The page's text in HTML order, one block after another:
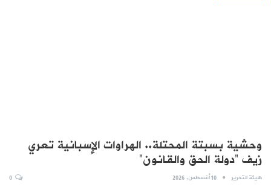
وحشية بسبتة المحتلة.. الهراوات الإسبانية تعري
زيف “دولة الحق والقانون”
هيئة التحرير 10 أغسطس, 2026